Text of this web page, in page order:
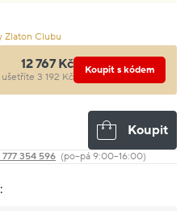
Zlaton Clubu
12 767 Kč
ušetříte 3 192 Kč
Koupit s kódem
Koupit
354 596 (po–pá 9:00–16:00)